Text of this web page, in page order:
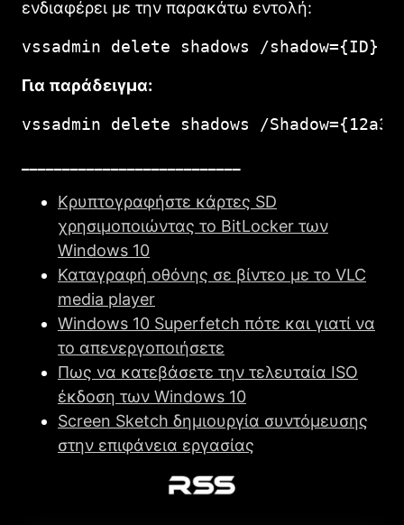
ενδιαφέρει με την παρακάτω εντολή:
vssadmin delete shadows /shadow={ID}
Για παράδειγμα:
vssadmin delete shadows /
Κρυπτογραφήστε κάρτες SD
χρησιμοποιώντας το BitLocker των
Windows 10
Καταγραφή οθόνης σε βίντεο με το VLC
media player
Windows 10 Superfetch πότε και γιατί να
το απενεργοποιήσετε
Πως να κατεβάσετε την τελευταία ISO
έκδοση των Windows 10
Screen Sketch δημιουργία συντόμευσης
στην επιφάνεια εργασίας